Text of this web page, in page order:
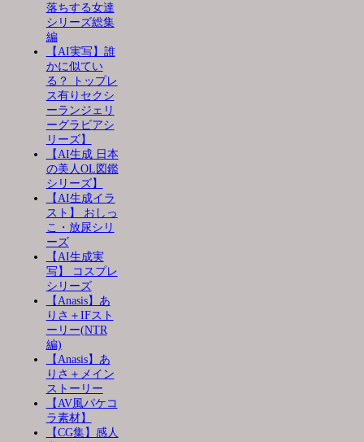
落ちする女達
シリーズ総集
編
【AI実写】誰
かに似てい
る？ トップレ
ス有りセクシ
ーランジェリ
ーグラビアシ
リーズ】
【AI生成 日本
の美人OL図鑑
シリーズ】
【AI生成イラ
スト】 おしっ
こ・放尿シリ
ーズ
【AI生成実
写】 コスプレ
シリーズ
【Anasis】あ
りさ＋IFスト
ーリー(NTR
編)
【Anasis】あ
りさ＋メイン
ストーリー
【AV風パケコ
ラ素材】
【CG集】感人